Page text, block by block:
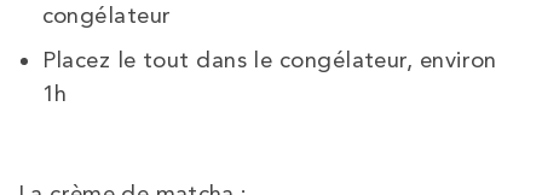
congélateur
Placez le tout dans le congélateur, environ
1h